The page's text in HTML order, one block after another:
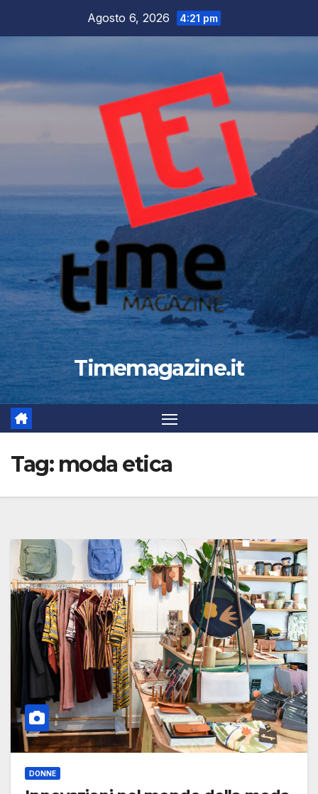
Agosto 6, 2026 4:21 pm
Timemagazine.it
Tag: moda etica
DONNE